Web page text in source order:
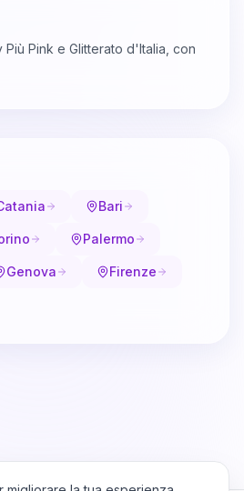
Più Pink e Glitterato d'Italia, con
Bari
Palermo
Genova Firenze